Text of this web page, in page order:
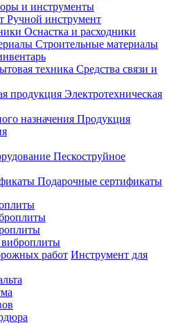
и инструменты
Ручной инструмент
Оснастка и расходники
Строительные материалы
Средства связи и
Электротехническая
Продукция
Пескоструйное
Подарочные сертификаты
виброплиты
Инструмент для